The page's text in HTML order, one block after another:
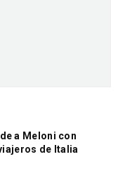
a Meloni con
de Italia